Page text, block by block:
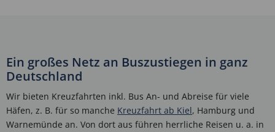
Ein großes Netz an Buszustiegen in ganz
Deutschland
Wir bieten Kreuzfahrten inkl. Bus An- und Abreise für viele
Häfen, z. B. für so manche Kreuzfahrt ab Kiel, Hamburg und
Warnemünde an. Von dort aus führen herrliche Reisen u. a. in